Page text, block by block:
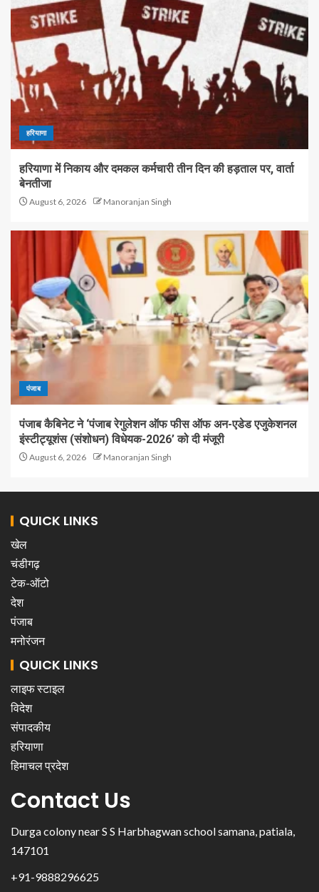
हरियाणा
हरियाणा में निकाय और दमकल कर्मचारी तीन दिन की हड़ताल पर, वार्ता
बेनतीजा
August 6, 2026 Manoranjan Singh
पंजाब
पंजाब कैबिनेट ने ‘पंजाब रेगुलेशन ऑफ फीस ऑफ अन-एडेड एजुकेशनल
इंस्टीट्यूशंस (संशोधन) विधेयक-2026’ को दी मंजूरी
August 6, 2026 Manoranjan Singh
QUICK LINKS
खेल
चंडीगढ़
टेक-ऑटो
देश
पंजाब
मनोरंजन
QUICK LINKS
लाइफ स्टाइल
विदेश
संपादकीय
हरियाणा
हिमाचल प्रदेश
Contact Us
Durga colony near S S Harbhagwan school samana, patiala,
147101
+91-9888296625